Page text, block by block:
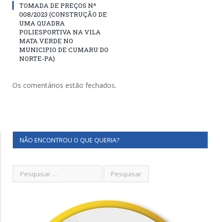
TOMADA DE PREÇOS Nº
008/2023 (CONSTRUÇÃO DE
UMA QUADRA
POLIESPORTIVA NA VILA
MATA VERDE NO
MUNICIPIO DE CUMARU DO
NORTE-PA)
Os comentários estão fechados.
NÃO ENCONTROU O QUE QUERIA?